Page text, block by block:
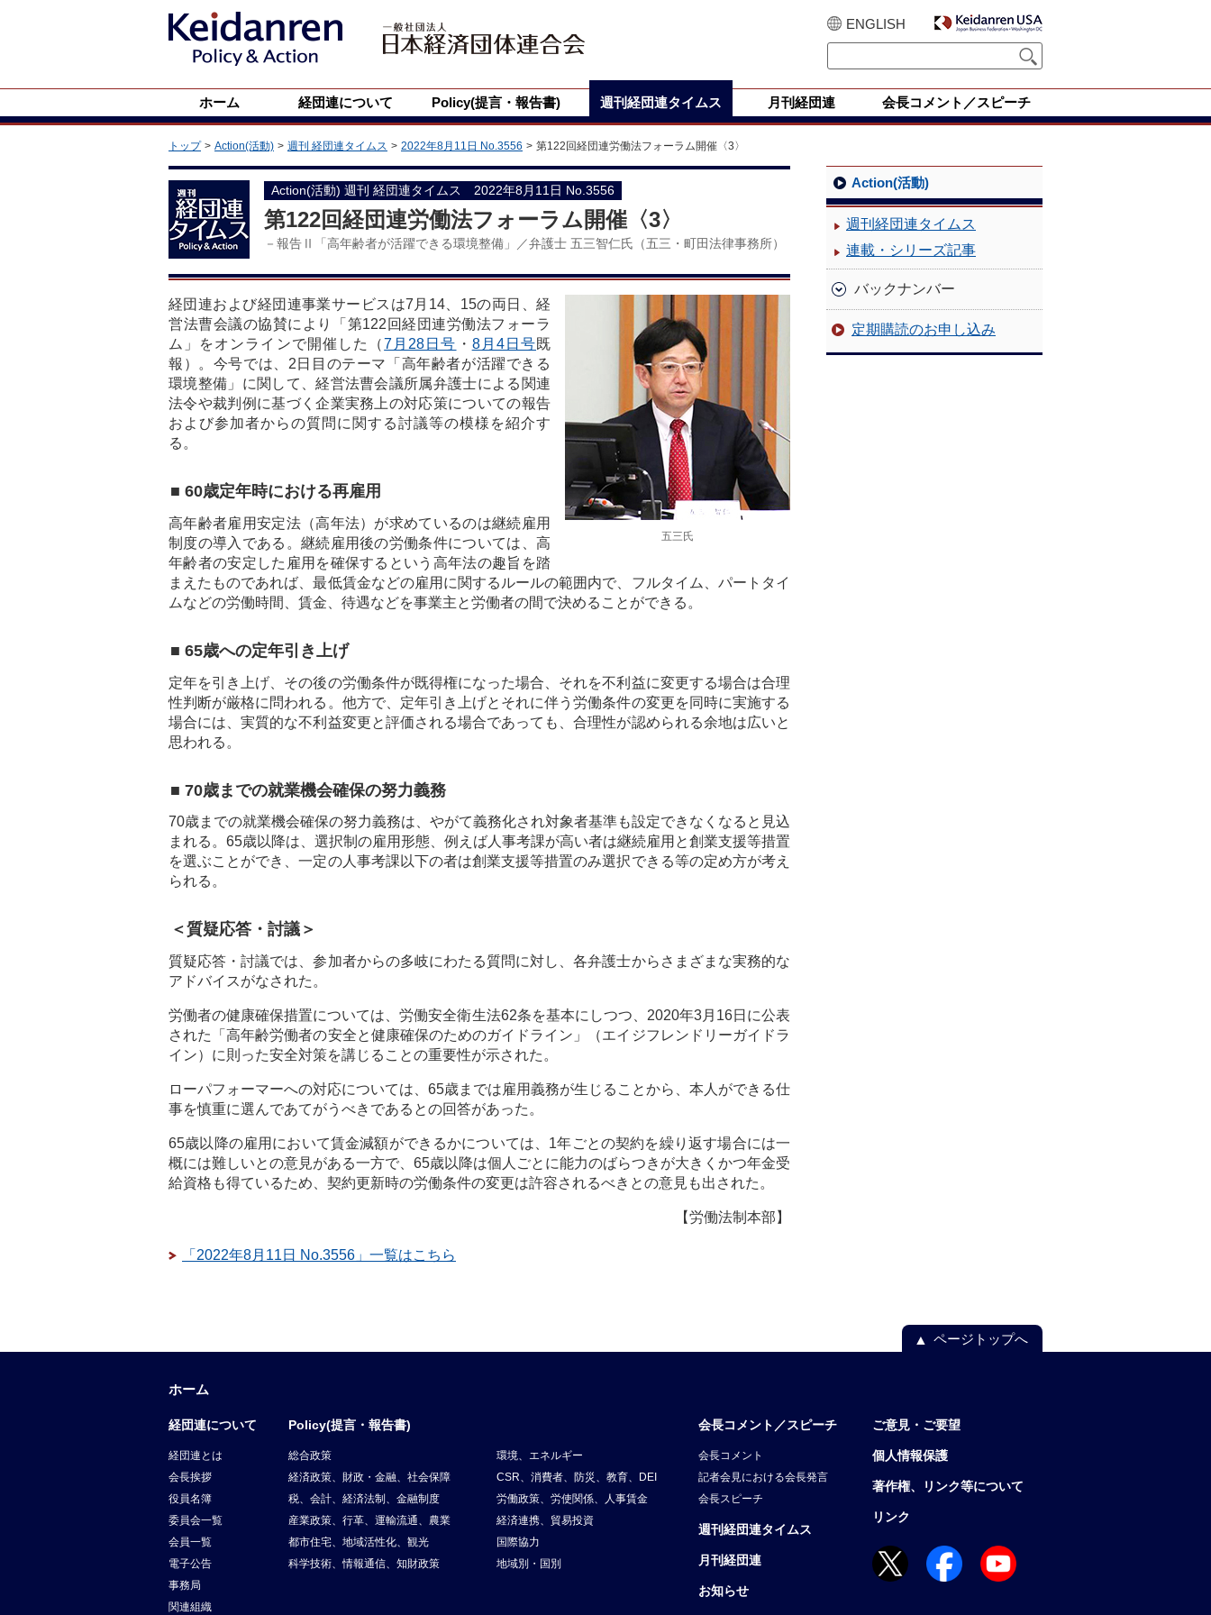
ENGLISH
ホーム 経団連について Policy(提言・報告書) 週刊経団連タイムス 月刊経団連 会長コメント／スピーチ
トップ Action(活動) 週刊 経団連タイムス 2022年8月11日 No.3556 第122回経団連労働法フォーラム開催〈3〉
Action(活動) 週刊 経団連タイムス 2022年8月11日 No.3556
第122回経団連労働法フォーラム開催〈3〉
－報告Ⅱ「高年齢者が活躍できる環境整備」／弁護士 五三智仁氏（五三・町田法律事務所）
五三氏
経団連および経団連事業サービスは7月14、15の両日、経
営法曹会議の協賛により「第122回経団連労働法フォーラ
ム」をオンラインで開催した（7月28日号 ・ 8月4日号既
報）。今号では、2日目のテーマ「高年齢者が活躍できる
環境整備」に関して、経営法曹会議所属弁護士による関連
法令や裁判例に基づく企業実務上の対応策についての報告
および参加者からの質問に関する討議等の模様を紹介す
る。
■ 60歳定年時における再雇用
高年齢者雇用安定法（高年法）が求めているのは継続雇用
制度の導入である。継続雇用後の労働条件については、高
年齢者の安定した雇用を確保するという高年法の趣旨を踏
まえたものであれば、最低賃金などの雇用に関するルールの範囲内で、フルタイム、パートタイ
ムなどの労働時間、賃金、待遇などを事業主と労働者の間で決めることができる。
■ 65歳への定年引き上げ
定年を引き上げ、その後の労働条件が既得権になった場合、それを不利益に変更する場合は合理
性判断が厳格に問われる。他方で、定年引き上げとそれに伴う労働条件の変更を同時に実施する
場合には、実質的な不利益変更と評価される場合であっても、合理性が認められる余地は広いと
思われる。
■ 70歳までの就業機会確保の努力義務
70歳までの就業機会確保の努力義務は、やがて義務化され対象者基準も設定できなくなると見込
まれる。65歳以降は、選択制の雇用形態、例えば人事考課が高い者は継続雇用と創業支援等措置
を選ぶことができ、一定の人事考課以下の者は創業支援等措置のみ選択できる等の定め方が考え
られる。
＜質疑応答・討議＞
質疑応答・討議では、参加者からの多岐にわたる質問に対し、各弁護士からさまざまな実務的な
アドバイスがなされた。
労働者の健康確保措置については、労働安全衛生法62条を基本にしつつ、2020年3月16日に公表
された「高年齢労働者の安全と健康確保のためのガイドライン」（エイジフレンドリーガイドラ
イン）に則った安全対策を講じることの重要性が示された。
ローパフォーマーへの対応については、65歳までは雇用義務が生じることから、本人ができる仕
事を慎重に選んであてがうべきであるとの回答があった。
65歳以降の雇用において賃金減額ができるかについては、1年ごとの契約を繰り返す場合には一
概には難しいとの意見がある一方で、65歳以降は個人ごとに能力のばらつきが大きくかつ年金受
給資格も得ているため、契約更新時の労働条件の変更は許容されるべきとの意見も出された。
【労働法制本部】
「2022年8月11日 No.3556」一覧はこちら
Action(活動)
週刊経団連タイムス
連載・シリーズ記事
バックナンバー
定期購読のお申し込み
ページトップへ
ホーム
経団連について
経団連とは
会長挨拶
役員名簿
委員会一覧
会員一覧
電子公告
事務局
関連組織
Policy(提言・報告書)
総合政策
環境、エネルギー
経済政策、財政・金融、社会保障
CSR、消費者、防災、教育、DEI
税、会計、経済法制、金融制度
労働政策、労使関係、人事賃金
産業政策、行革、運輸流通、農業
経済連携、貿易投資
都市住宅、地域活性化、観光
国際協力
科学技術、情報通信、知財政策
地域別・国別
会長コメント／スピーチ
会長コメント
記者会見における会長発言
会長スピーチ
週刊経団連タイムス
月刊経団連
お知らせ
ご意見・ご要望
個人情報保護
著作権、リンク等について
リンク